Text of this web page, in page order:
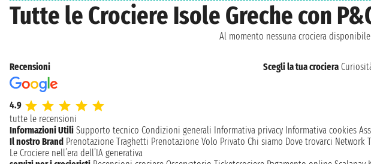
Tutte le Crociere Isole Greche con
Al momento nessuna crociera disponibile
Recensioni
4.9
tutte le recensioni
Scegli la tua crociera
Informazioni Utili Supporto tecnico Condizioni generali Informativa privacy Informativa cookies
Il nostro Brand Prenotazione Traghetti Prenotazione Volo Privato Chi siamo Dove trovarci Network
Le Crociere nell’era dell’IA generativa